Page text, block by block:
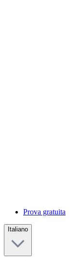
Prova gratuita
Italiano